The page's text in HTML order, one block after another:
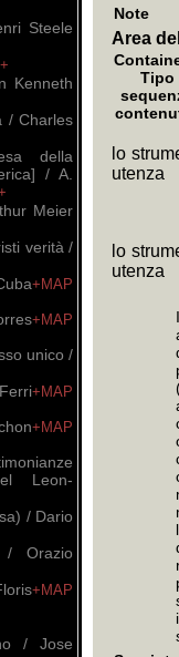
Steele
Kenneth
/ Charles
della
/ A.
Meier
verità /
+MAP
+MAP
unico /
+MAP
+MAP
Leon-
/ Dario
/ Orazio
+MAP
/ Jose
Note
Area
Tipo
lo
utenza
lo
utenza